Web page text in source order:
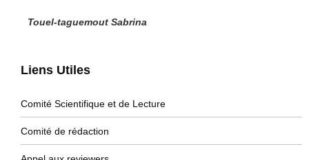
Liens Utiles
Comité Scientifique et de Lecture
Comité de rédaction
Touel-taguemout Sabrina